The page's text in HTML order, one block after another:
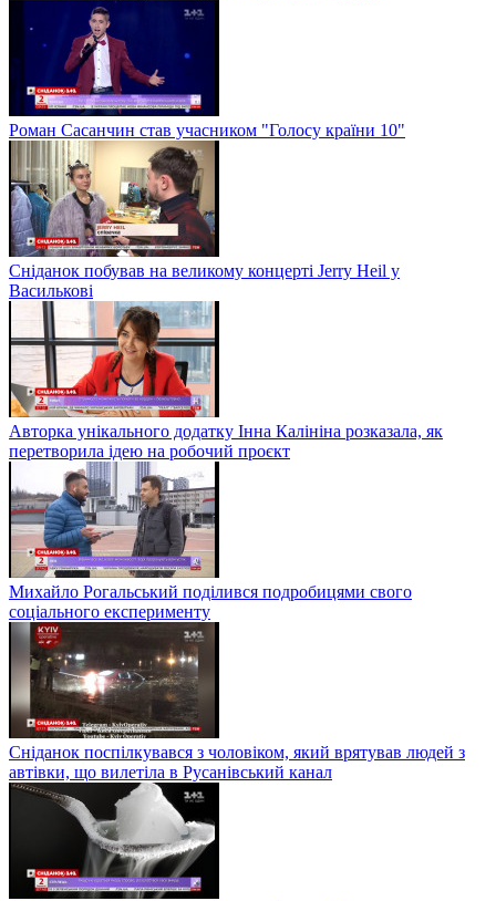
Роман Сасанчин став учасником "Голосу країни 10"
Сніданок побував на великому концерті Jerry Heil у
Василькові
Авторка унікального додатку Інна Калініна розказала, як
перетворила ідею на робочий проєкт
Михайло Рогальський поділився подробицями свого
соціального експерименту
Сніданок поспілкувався з чоловіком, який врятував людей з
автівки, що вилетіла в Русанівський канал